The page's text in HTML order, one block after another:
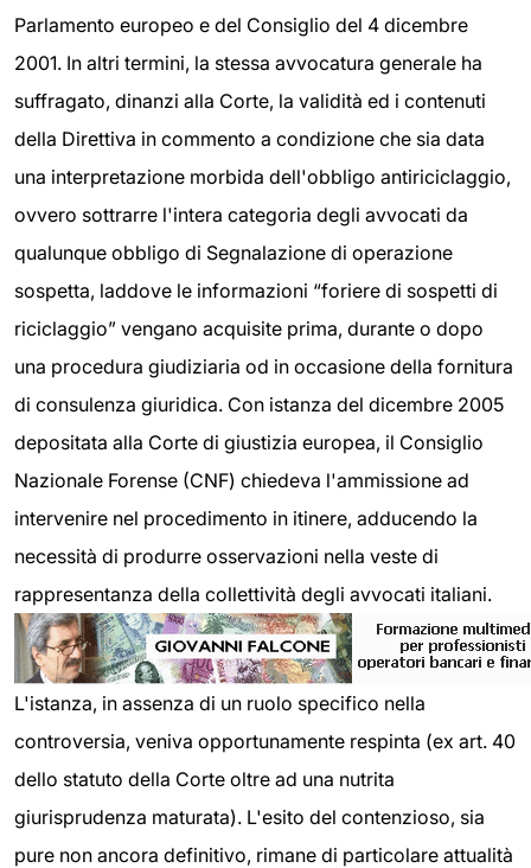
Parlamento europeo e del Consiglio del 4 dicembre
2001. In altri termini, la stessa avvocatura generale ha
suffragato, dinanzi alla Corte, la validità ed i contenuti
della Direttiva in commento a condizione che sia data
una interpretazione morbida dell'obbligo antiriciclaggio,
ovvero sottrarre l'intera categoria degli avvocati da
qualunque obbligo di Segnalazione di operazione
sospetta, laddove le informazioni “foriere di sospetti di
riciclaggio” vengano acquisite prima, durante o dopo
una procedura giudiziaria od in occasione della fornitura
di consulenza giuridica. Con istanza del dicembre 2005
depositata alla Corte di giustizia europea, il Consiglio
Nazionale Forense (CNF) chiedeva l'ammissione ad
intervenire nel procedimento in itinere, adducendo la
necessità di produrre osservazioni nella veste di
rappresentanza della collettività degli avvocati italiani.
L'istanza, in assenza di un ruolo specifico nella
controversia, veniva opportunamente respinta (ex art. 40
dello statuto della Corte oltre ad una nutrita
giurisprudenza maturata). L'esito del contenzioso, sia
pure non ancora definitivo, rimane di particolare attualità